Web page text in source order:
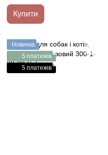
Купити
Новинка
5 платежів
5 платежів